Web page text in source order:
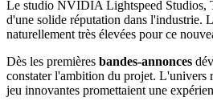
Le studio NVIDIA Lightspeed Studios,
d'une solide réputation dans l'industrie.
naturellement très élevées pour ce
Dès les premières bandes-annonces
constater l'ambition du projet. L'univers
jeu innovantes promettaient une